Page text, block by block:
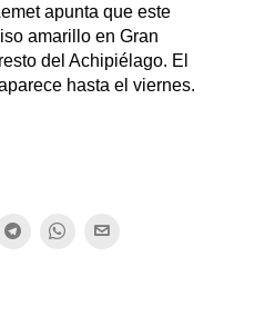
apunta que este
amarillo en Gran
del Achipiélago. El
hasta el viernes.